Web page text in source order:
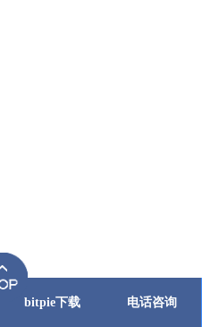
bitpie下载 电话咨询